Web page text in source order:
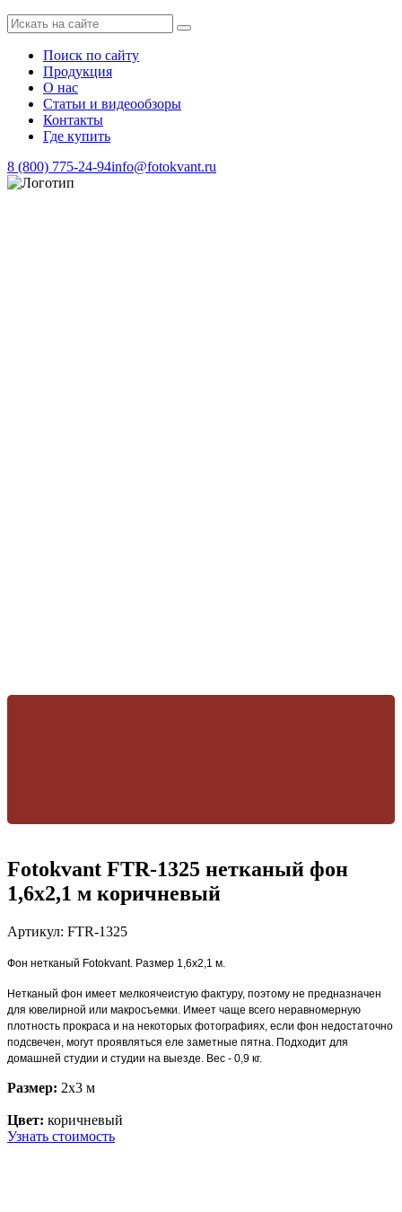
Поиск по сайту
Продукция
О нас
Статьи и видеообзоры
Контакты
Где купить
8 (800) 775-24-94info@fotokvant.ru
Fotokvant FTR-1325 нетканый фон
1,6х2,1 м коричневый
Артикул: FTR-1325
Фон нетканый Fotokvant. Размер 1,6х2,1 м.
Нетканый фон имеет мелкоячеистую фактуру, поэтому не предназначен
для ювелирной или макросъемки. Имеет чаще всего неравномерную
плотность прокраса и на некоторых фотографиях, если фон недостаточно
подсвечен, могут проявляться еле заметные пятна. Подходит для
домашней студии и студии на выезде. Вес - 0,9 кг.
Размер: 2x3 м
Цвет: коричневый
Узнать стоимость